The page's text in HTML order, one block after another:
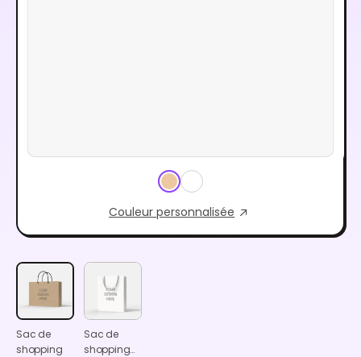
Couleur personnalisée
Sac de
shopping
Sac de
shopping